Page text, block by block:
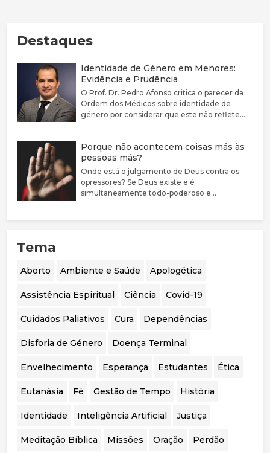
Destaques
Identidade de Género em Menores:
Evidência e Prudência
O Prof. Dr. Pedro Afonso critica o parecer da
Ordem dos Médicos sobre identidade de
género por considerar que este não reflete
Defende que a disforia de género deve ser
encarada como uma condição médica
associada a sofrimento e sublinha a elevada
prevalência de comorbilidades psiquiátricas
nestes jovens. Argumenta que a evidência
o acompanhamento psicológico. Por fim,
considera essencial realizar uma auditoria
avaliar a segurança, eficácia e qualidade das
Porque não acontecem coisas más às
pessoas más?
Onde está o julgamento de Deus contra os
opressores? Se Deus existe e é
simultaneamente todo-poderoso e
Tema
Aborto Ambiente e Saúde Apologética
Assistência Espiritual Ciência Covid-19
Cuidados Paliativos Cura Dependências
Disforia de Género Doença Terminal
Envelhecimento Esperança Estudantes Ética
Eutanásia Fé Gestão de Tempo História
Identidade Inteligência Artificial Justiça
Meditação Bíblica Missões Oração Perdão